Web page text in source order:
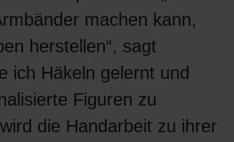
machen kann,
herstellen“, sagt
ich Häkeln gelernt und
Figuren zu
die Handarbeit zu ihrer